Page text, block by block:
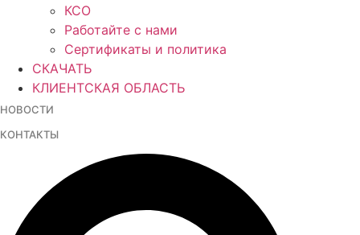
КСО
Работайте с нами
Сертификаты и политика
СКАЧАТЬ
КЛИЕНТСКАЯ ОБЛАСТЬ
НОВОСТИ
КОНТАКТЫ